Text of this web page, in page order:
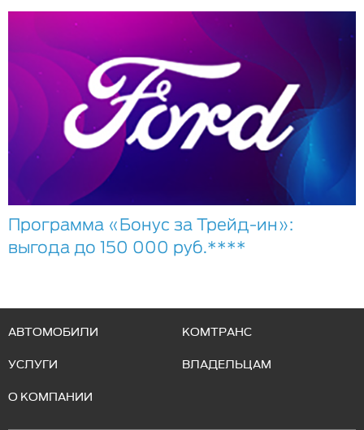
Программа «Бонус за Трейд-ин»:
выгода до 150 000 руб.****
АВТОМОБИЛИ
КОМТРАНС
УСЛУГИ
ВЛАДЕЛЬЦАМ
О КОМПАНИИ